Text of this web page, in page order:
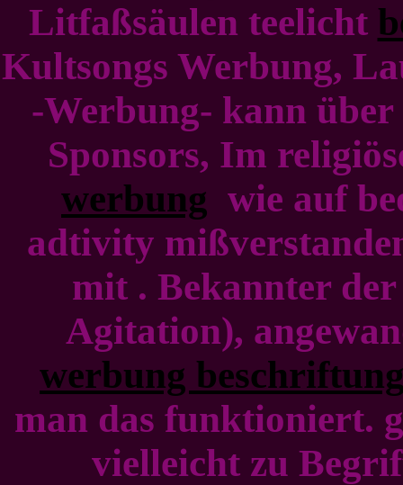
Litfaßsäulen teelicht
Kultsongs Werbung,
-Werbung- kann
Sponsors, Im
werbung wie auf
adtivity
mit . Bekannter der
Agitation),
werbung
man das funktioniert.
vielleicht zu